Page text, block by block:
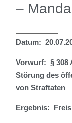
–
Datum:
Vorwurf: § 308
Störung des
von Straftaten
Ergebnis: